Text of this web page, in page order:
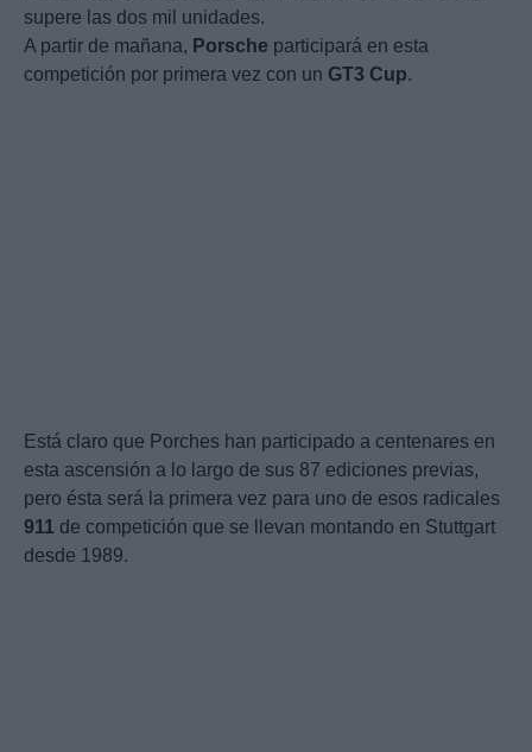
supere las dos mil unidades.
A partir de mañana, Porsche participará en esta
competición por primera vez con un GT3 Cup.
Está claro que Porches han participado a centenares en
esta ascensión a lo largo de sus 87 ediciones previas,
pero ésta será la primera vez para uno de esos radicales
911 de competición que se llevan montando en Stuttgart
desde 1989.